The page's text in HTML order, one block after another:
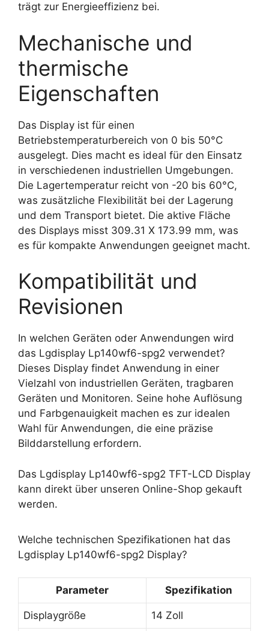
trägt zur Energieeffizienz bei.
Mechanische und
thermische
Eigenschaften
Das Display ist für einen
Betriebstemperaturbereich von 0 bis 50°C
ausgelegt. Dies macht es ideal für den Einsatz
in verschiedenen industriellen Umgebungen.
Die Lagertemperatur reicht von -20 bis 60°C,
was zusätzliche Flexibilität bei der Lagerung
und dem Transport bietet. Die aktive Fläche
des Displays misst 309.31 X 173.99 mm, was
es für kompakte Anwendungen geeignet macht.
Kompatibilität und
Revisionen
In welchen Geräten oder Anwendungen wird
das Lgdisplay Lp140wf6-spg2 verwendet?
Dieses Display findet Anwendung in einer
Vielzahl von industriellen Geräten, tragbaren
Geräten und Monitoren. Seine hohe Auflösung
und Farbgenauigkeit machen es zur idealen
Wahl für Anwendungen, die eine präzise
Bilddarstellung erfordern.
Das Lgdisplay Lp140wf6-spg2 TFT-LCD Display
kann direkt über unseren Online-Shop gekauft
werden.
Welche technischen Spezifikationen hat das
Lgdisplay Lp140wf6-spg2 Display?
Parameter Spezifikation
Displaygröße 14 Zoll